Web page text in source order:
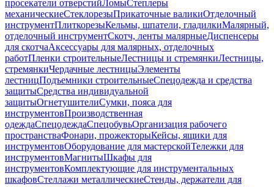
просекатели отверстийЛомыСтеплеры
механическиеСтеклорезыПрикаточные валикиОтделочный
инструментПлиткорезыКельмы, шпатели, гладилкиМалярный,
отделочный инструментСкотч, ленты малярныеДиспенсеры
для скотчаАксессуары для малярных, отделочных
работПленки строительныеЛестницы и стремянкиЛестницы,
стремянкиЧердачные лестницыЭлементы
лестницПодъемники строительныеСпецодежда и средства
защитыСредства индивидуальной
защитыОгнетушителиСумки, пояса для
инструментовПроизводственная
одеждаСпецодеждаСпецобувьОрганизация рабочего
пространстваФонари, прожекторыКейсы, ящики для
инструментовОборудование для мастерскойТележки для
инструментовМагнитыШкафы для
инструментовКомплектующие для инструментальных
шкафовСтеллажи металлическиеСтенды, держатели для